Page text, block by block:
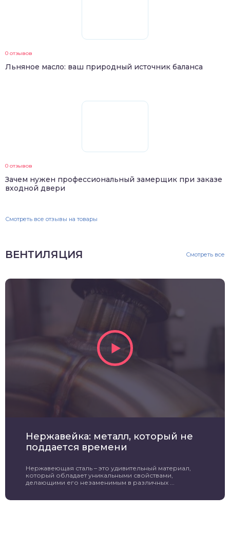
0 отзывов
Льняное масло: ваш природный источник баланса
0 отзывов
Зачем нужен профессиональный замерщик при заказе
входной двери
Смотреть все отзывы на товары
ВЕНТИЛЯЦИЯ Смотреть все
Нержавейка: металл, который не
поддается времени
Нержавеющая сталь – это удивительный материал,
который обладает уникальными свойствами,
делающими его незаменимым в различных ...